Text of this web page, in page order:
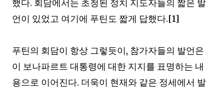
했다. 회담에서는 초청된 정치 지도자들의 짧은 발
언이 있었고 여기에 푸틴도 짧게 답했다.[1]
푸틴의 회담이 항상 그렇듯이, 참가자들의 발언은
이 보나파르트 대통령에 대한 지지를 표명하는 내
용으로 이어진다. 더욱이 현재와 같은 정세에서 발